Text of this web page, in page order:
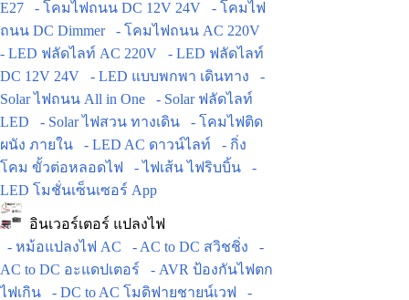
E27
- โคมไฟถนน DC 12V 24V
- โคมไฟ
ถนน DC Dimmer
- โคมไฟถนน AC 220V
- LED ฟลัดไลท์ AC 220V
- LED ฟลัดไลท์
DC 12V 24V
- LED แบบพกพา เดินทาง
-
Solar ไฟถนน All in One
- Solar ฟลัดไลท์
LED
- Solar ไฟสวน ทางเดิน
- โคมไฟติด
ผนัง ภายใน
- LED AC ดาวน์ไลท์
- กิ่ง
โคม ขั้วต่อหลอดไฟ
- ไฟเส้น ไฟริบบิ้น
-
LED โมชั่นเซ็นเซอร์ App
อินเวอร์เตอร์ แปลงไฟ
- หม้อแปลงไฟ AC
- AC to DC สวิชชิ่ง
-
AC to DC อะแดปเตอร์
- AVR ป้องกันไฟตก
ไฟเกิน
- DC to AC โมดิฟายชายน์เวฟ -